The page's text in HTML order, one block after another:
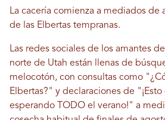
La cacería comienza a mediados de
de las Elbertas tempranas.
Las redes sociales de los amantes
norte de Utah están llenas de
melocotón, con consultas como
Elbertas?" y declaraciones de
esperando TODO el verano!" a